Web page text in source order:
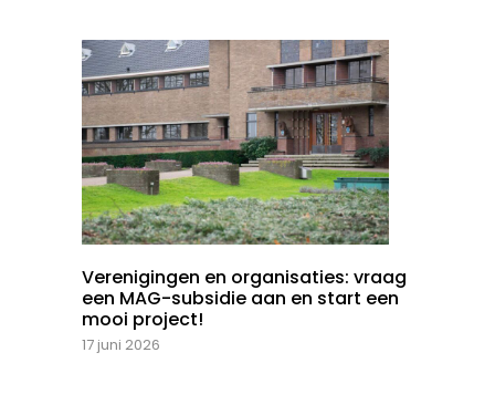
Verenigingen en organisaties: vraag
een MAG-subsidie aan en start een
mooi project!
17 juni 2026